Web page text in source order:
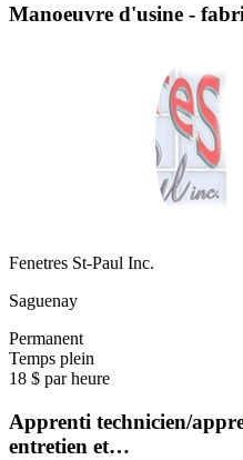
Manoeuvre d'usine -
Fenetres St-Paul Inc.
Saguenay
Permanent
Temps plein
18 $ par heure
Apprenti technicien/
entretien et…